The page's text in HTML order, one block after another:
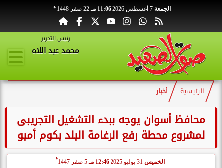
الجمعة 7 أغسطس 2026 11:06 مـ 22 صفر 1448 هـ
رئيس التحرير
محمد عبد اللاه
الرئيسية أخبار
محافظ أسوان يوجه ببدء التشغيل التجريبى
لمشروع محطة رفع الرغامة البلد بكوم أمبو
الخميس 12:46 مـ 5 صفر 1447
هـ